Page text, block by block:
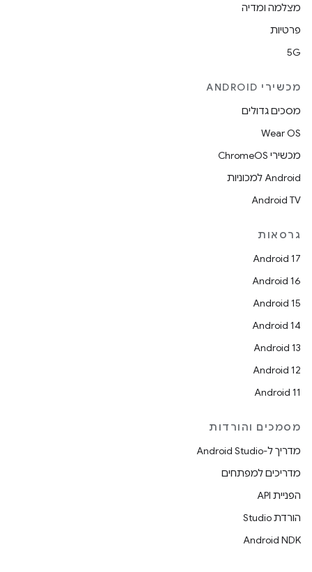
מצלמה ומדיה
פרטיות
5G
מכשירי ANDROID
מסכים גדולים
Wear OS
מכשירי ChromeOS
Android למכוניות
Android TV
גרסאות
Android 17
Android 16
Android 15
Android 14
Android 13
Android 12
Android 11
מסמכים והורדות
מדריך ל-Android Studio
מדריכים למפתחים
הפניית API
הורדת Studio
Android NDK